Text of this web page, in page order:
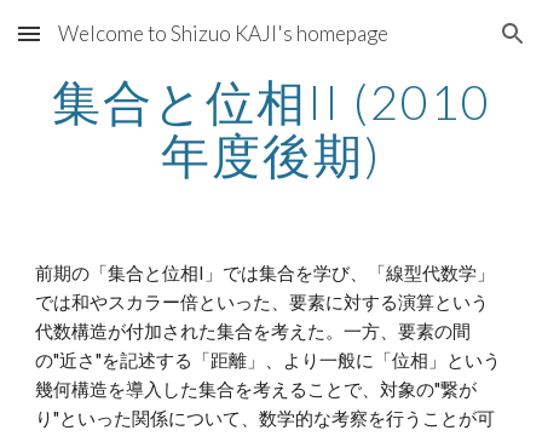
Skip to main content Skip to navigation
Welcome to Shizuo KAJI's homepage
集合と位相II (2010
年度後期)
前期の「集合と位相I」では集合を学び、「線型代数学」
では和やスカラー倍といった、要素に対する演算という
代数構造が付加された集合を考えた。一方、要素の間
の"近さ"を記述する「距離」、より一般に「位相」という
幾何構造を導入した集合を考えることで、対象の"繋が
り"といった関係について、数学的な考察を行うことが可